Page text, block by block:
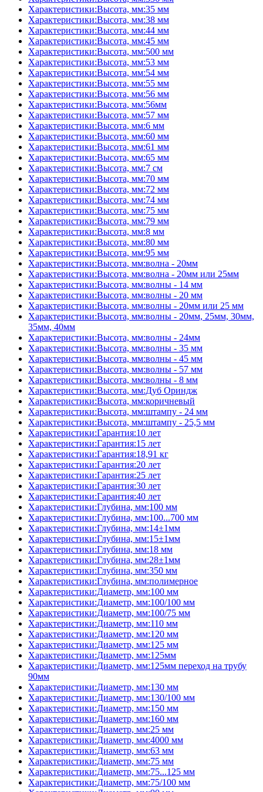
Характеристики:Высота, мм:35 мм
Характеристики:Высота, мм:38 мм
Характеристики:Высота, мм:44 мм
Характеристики:Высота, мм:45 мм
Характеристики:Высота, мм:500 мм
Характеристики:Высота, мм:53 мм
Характеристики:Высота, мм:54 мм
Характеристики:Высота, мм:55 мм
Характеристики:Высота, мм:56 мм
Характеристики:Высота, мм:56мм
Характеристики:Высота, мм:57 мм
Характеристики:Высота, мм:6 мм
Характеристики:Высота, мм:60 мм
Характеристики:Высота, мм:61 мм
Характеристики:Высота, мм:65 мм
Характеристики:Высота, мм:7 см
Характеристики:Высота, мм:70 мм
Характеристики:Высота, мм:72 мм
Характеристики:Высота, мм:74 мм
Характеристики:Высота, мм:75 мм
Характеристики:Высота, мм:79 мм
Характеристики:Высота, мм:8 мм
Характеристики:Высота, мм:80 мм
Характеристики:Высота, мм:95 мм
Характеристики:Высота, мм:волна - 20мм
Характеристики:Высота, мм:волна - 20мм или 25мм
Характеристики:Высота, мм:волны - 14 мм
Характеристики:Высота, мм:волны - 20 мм
Характеристики:Высота, мм:волны - 20мм или 25 мм
Характеристики:Высота, мм:волны - 20мм, 25мм, 30мм,
35мм, 40мм
Характеристики:Высота, мм:волны - 24мм
Характеристики:Высота, мм:волны - 35 мм
Характеристики:Высота, мм:волны - 45 мм
Характеристики:Высота, мм:волны - 57 мм
Характеристики:Высота, мм:волны - 8 мм
Характеристики:Высота, мм:Дуб Ориндж
Характеристики:Высота, мм:коричневый
Характеристики:Высота, мм:штампу - 24 мм
Характеристики:Высота, мм:штампу - 25,5 мм
Характеристики:Гарантия:10 лет
Характеристики:Гарантия:15 лет
Характеристики:Гарантия:18,91 кг
Характеристики:Гарантия:20 лет
Характеристики:Гарантия:25 лет
Характеристики:Гарантия:30 лет
Характеристики:Гарантия:40 лет
Характеристики:Глубина, мм:100 мм
Характеристики:Глубина, мм:100...700 мм
Характеристики:Глубина, мм:14±1мм
Характеристики:Глубина, мм:15±1мм
Характеристики:Глубина, мм:18 мм
Характеристики:Глубина, мм:28±1мм
Характеристики:Глубина, мм:350 мм
Характеристики:Глубина, мм:полимерное
Характеристики:Диаметр, мм:100 мм
Характеристики:Диаметр, мм:100/100 мм
Характеристики:Диаметр, мм:100/75 мм
Характеристики:Диаметр, мм:110 мм
Характеристики:Диаметр, мм:120 мм
Характеристики:Диаметр, мм:125 мм
Характеристики:Диаметр, мм:125мм
Характеристики:Диаметр, мм:125мм переход на трубу
90мм
Характеристики:Диаметр, мм:130 мм
Характеристики:Диаметр, мм:130/100 мм
Характеристики:Диаметр, мм:150 мм
Характеристики:Диаметр, мм:160 мм
Характеристики:Диаметр, мм:25 мм
Характеристики:Диаметр, мм:4000 мм
Характеристики:Диаметр, мм:63 мм
Характеристики:Диаметр, мм:75 мм
Характеристики:Диаметр, мм:75...125 мм
Характеристики:Диаметр, мм:75/100 мм